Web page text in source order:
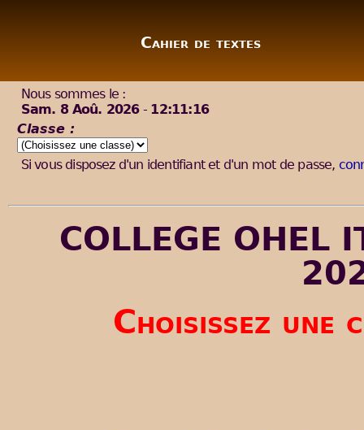
Cahier de textes
Nous sommes le :
Sam. 8 Aoû. 2026- 12:11:16
Classe :
Si vous disposez d'un identifiant et d'un mot de passe,
COLLEGE OHEL
Choisissez une